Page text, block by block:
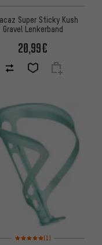
Super Sticky Kush
Gravel Lenkerband
20,99€
1 Bewertungen
Bewertungen: 5 von 5
(1)